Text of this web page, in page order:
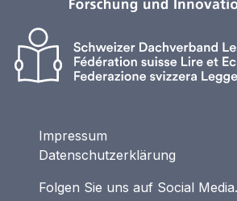
Impressum
Datenschutzerklärung
Folgen Sie uns auf Social Media.